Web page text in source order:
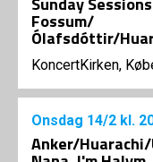
Fossum/
Ólafsdóttir/
KoncertKirken,
Onsdag 14/2 kl.
Anker/